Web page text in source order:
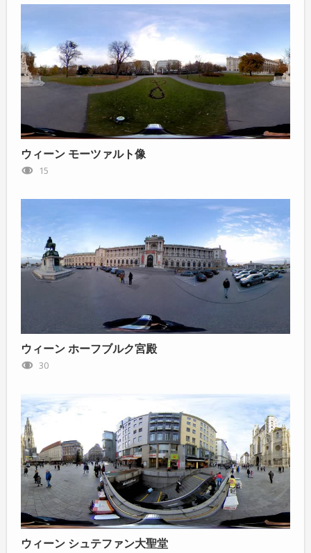
ウィーン モーツァルト像
15
ウィーン ホーフブルク宮殿
30
ウィーン シュテファン大聖堂